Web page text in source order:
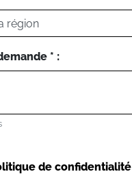
* :
de confidentialité